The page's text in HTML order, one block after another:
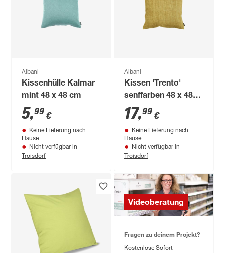
Albani
Kissenhülle Kalmar
mint 48 x 48 cm
5,99 €
Keine Lieferung nach
Hause
Nicht verfügbar in
Troisdorf
Albani
Kissen 'Trento'
senffarben 48 x 48
cm
17,99 €
Keine Lieferung nach
Hause
Nicht verfügbar in
Troisdorf
Videoberatung
Fragen zu deinem Projekt?
Kostenlose Sofort-